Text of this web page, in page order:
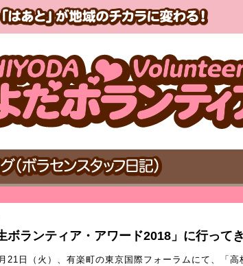
ボランティア・アワード2018」に行って
21日（火）、有楽町の東京国際フォーラムにて、「